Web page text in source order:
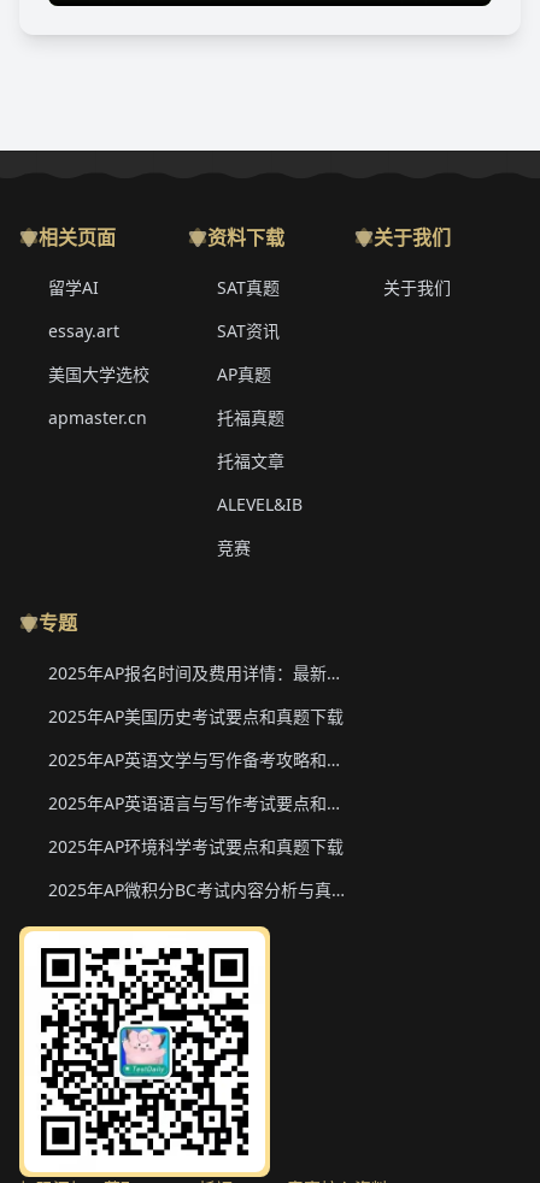
相关页面
留学AI
essay.art
美国大学选校
apmaster.cn
资料下载
SAT真题
SAT资讯
AP真题
托福真题
托福文章
ALEVEL&IB
竞赛
关于我们
关于我们
专题
2025年AP报名时间及费用详情：最新香港、韩国、新加坡二轮报名信息
2025年AP美国历史考试要点和真题下载
2025年AP英语文学与写作备考攻略和真题下载
2025年AP英语语言与写作考试要点和真题下载
2025年AP环境科学考试要点和真题下载
2025年AP微积分BC考试内容分析与真题下载